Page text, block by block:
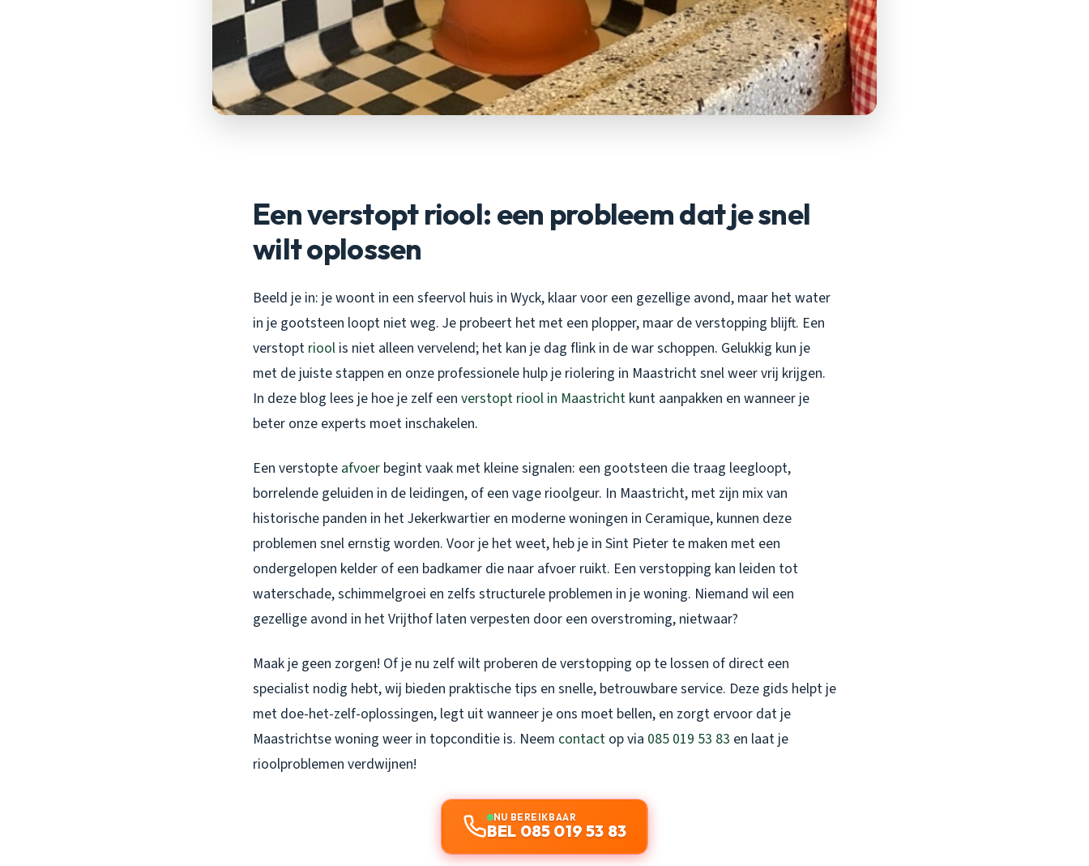
Een verstopt riool: een probleem dat je snel
wilt oplossen
Beeld je in: je woont in een sfeervol huis in Wyck, klaar voor een gezellige avond, maar het water
in je gootsteen loopt niet weg. Je probeert het met een plopper, maar de verstopping blijft. Een
verstopt riool is niet alleen vervelend; het kan je dag flink in de war schoppen. Gelukkig kun je
met de juiste stappen en onze professionele hulp je riolering in Maastricht snel weer vrij krijgen.
In deze blog lees je hoe je zelf een verstopt riool in Maastricht kunt aanpakken en wanneer je
beter onze experts moet inschakelen.
Een verstopte afvoer begint vaak met kleine signalen: een gootsteen die traag leegloopt,
borrelende geluiden in de leidingen, of een vage rioolgeur. In Maastricht, met zijn mix van
historische panden in het Jekerkwartier en moderne woningen in Ceramique, kunnen deze
problemen snel ernstig worden. Voor je het weet, heb je in Sint Pieter te maken met een
ondergelopen kelder of een badkamer die naar afvoer ruikt. Een verstopping kan leiden tot
waterschade, schimmelgroei en zelfs structurele problemen in je woning. Niemand wil een
gezellige avond in het Vrijthof laten verpesten door een overstroming, nietwaar?
Maak je geen zorgen! Of je nu zelf wilt proberen de verstopping op te lossen of direct een
specialist nodig hebt, wij bieden praktische tips en snelle, betrouwbare service. Deze gids helpt je
met doe-het-zelf-oplossingen, legt uit wanneer je ons moet bellen, en zorgt ervoor dat je
Maastrichtse woning weer in topconditie is. Neem contact op via 085 019 53 83 en laat je
rioolproblemen verdwijnen!
NU BEREIKBAAR
BEL 085 019 53 83